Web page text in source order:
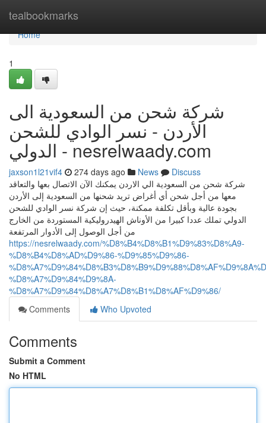
tealbookmarks
Home
Home
1
شركة شحن من السعودية الى
الأردن - نسر الوادي للشحن
الدولي - nesrelwaady.com
jaxson1l21vif4 274 days ago News
Discuss
شركة شحن من السعودية الي الاردن يمكنك الآن الاتصال بعها والتعاقد
معها من أجل شحن أي أغراض تريد شحنها من السعودية إلى الأردن
بجودة عالية وبأقل تكلفة ممكنة، حيث إن شركة نسر الوادي للشحن
الدولي تملك عددا كبيرا من الأوناش الهيدروليكية المستوردة من الخارج
من أجل الوصول إلى الأدوار المرتفعة
https://nesrelwaady.com/%D8%B4%D8%B1%D9%83%D8%A9-
%D8%B4%D8%AD%D9%86-%D9%85%D9%86-
%D8%A7%D9%84%D9%8A-
%D8%A7%D9%84%D8%A7%D8%B1%D8%AF%D9%86/
Comments
Who Upvoted
Comments
Submit a Comment
No HTML